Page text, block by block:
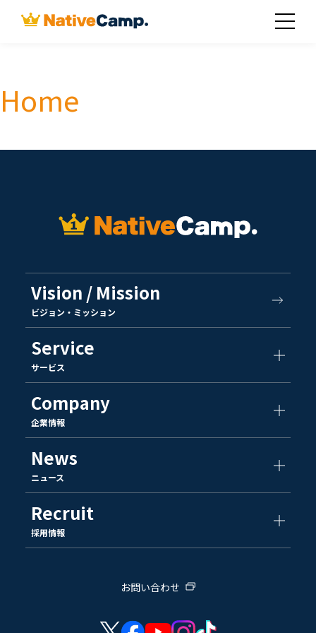
Home
Vision / Mission
ビジョン・ミッション
Service
サービス
Company
企業情報
News
ニュース
Recruit
採用情報
お問い合わせ